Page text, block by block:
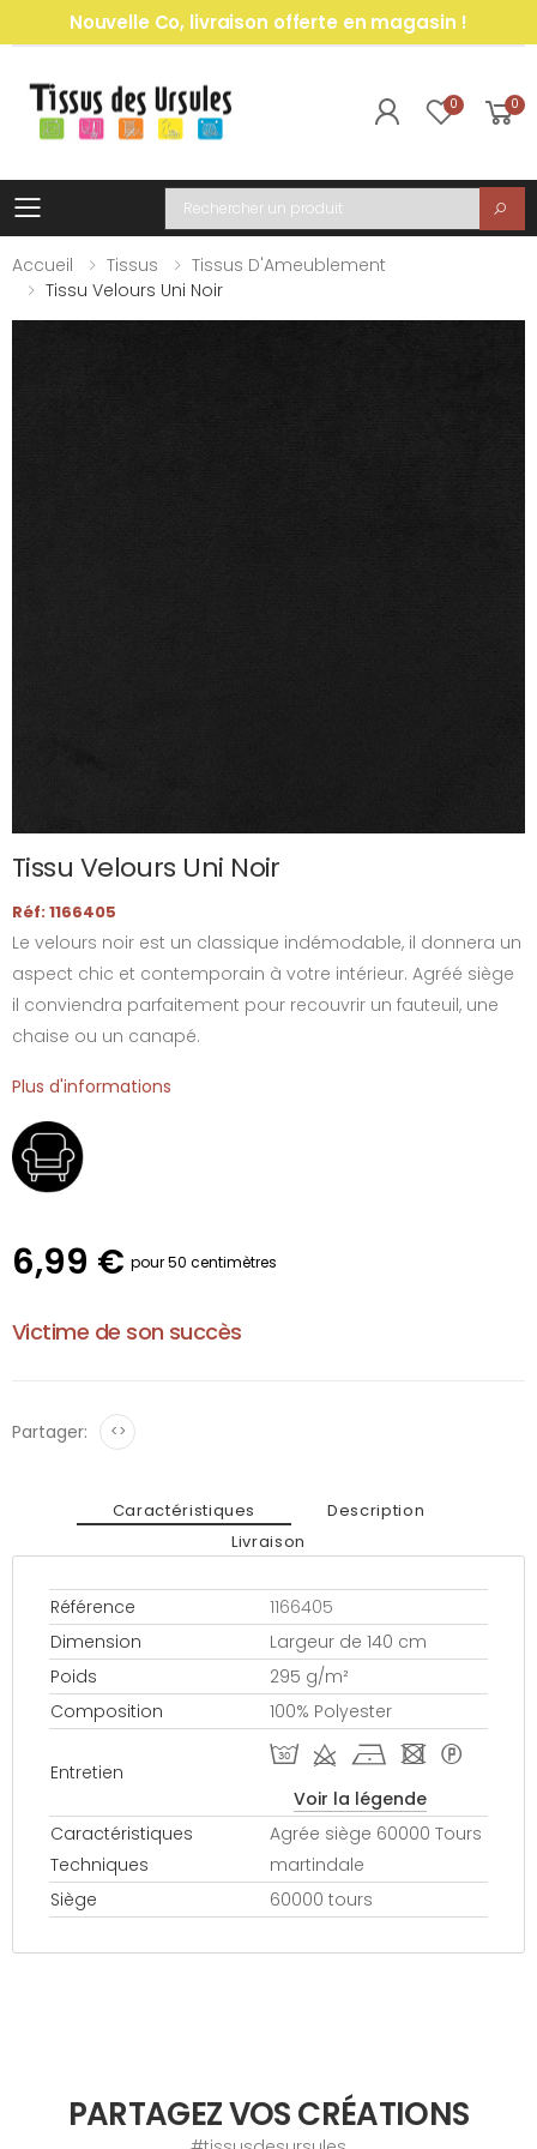
Nouvelle Co, livraison offerte en magasin !
0 0
Toggle mobile menu
Recherche
Accueil
Tissus
Tissus D'Ameublement
Tissu Velours Uni Noir
Tissu Velours Uni Noir
Réf: 1166405
Le velours noir est un classique indémodable, il donnera un
aspect chic et contemporain à votre intérieur. Agréé siège
il conviendra parfaitement pour recouvrir un fauteuil, une
chaise ou un canapé.
Plus d'informations
6,99 € pour 50 centimètres
Victime de son succès
Partager: <>
Caractéristiques
Description
Livraison
Référence
1166405
Dimension
Largeur de 140 cm
Poids
295 g/m²
Composition
100% Polyester
Entretien
T d h - *
Voir la légende
Caractéristiques
Techniques
Agrée siège 60000 Tours
martindale
Siège
60000 tours
PARTAGEZ VOS CRÉATIONS